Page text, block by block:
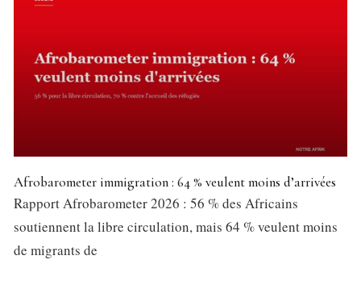
Afrobarometer immigration : 64 % veulent moins d’arrivées
Rapport Afrobarometer 2026 : 56 % des Africains
soutiennent la libre circulation, mais 64 % veulent moins
de migrants de